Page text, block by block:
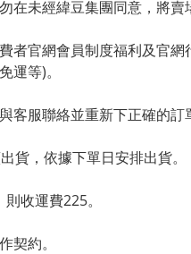
在未經緯豆集團同意，將賣
者官網會員制度福利及官網
運等)。
客服聯絡並重新下正確的訂
貨，依據下單日安排出貨。
收運費225。
契約。